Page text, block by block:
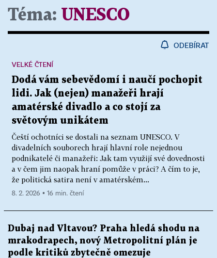
Téma: UNESCO
ODEBÍRAT
Dodá vám sebevědomí i naučí pochopit
lidi. Jak (nejen) manažeři hrají
amatérské divadlo a co stojí za
světovým unikátem
Čeští ochotníci se dostali na seznam UNESCO. V
divadelních souborech hrají hlavní role nejednou
podnikatelé či manažeři: Jak tam využijí své dovednosti
a v čem jim naopak hraní pomůže v práci? A čím to je,
že politická satira není v amatérském...
VELKÉ ČTENÍ
8. 2. 2026 ▪ 16 min. čtení
Dubaj nad Vltavou? Praha hledá shodu na
mrakodrapech, nový Metropolitní plán je
podle kritiků zbytečně omezuje